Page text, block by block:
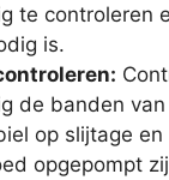
te controleren
is.
de banden
op slijtage en
opgepompt